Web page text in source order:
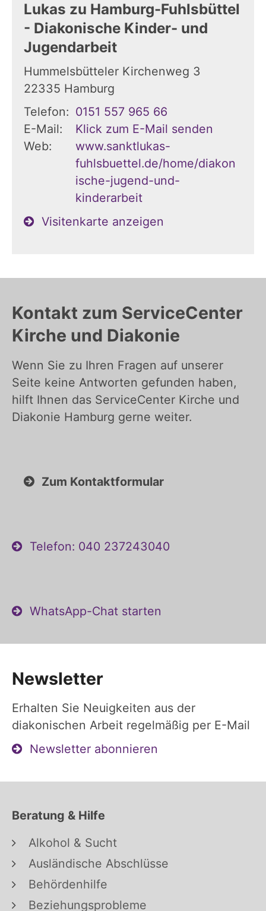
Lukas zu Hamburg-Fuhlsbüttel
- Diakonische Kinder- und
Jugendarbeit
Hummelsbütteler Kirchenweg 3
22335 Hamburg
Telefon: 0151 557 965 66
E-Mail:
Klick zum E-Mail senden
Web:
www.sanktlukas-
fuhlsbuettel.de/home/diakon
ische-jugend-und-
kinderarbeit
Visitenkarte anzeigen
Kontakt zum ServiceCenter
Kirche und Diakonie
Wenn Sie zu Ihren Fragen auf unserer
Seite keine Antworten gefunden haben,
hilft Ihnen das ServiceCenter Kirche und
Diakonie Hamburg gerne weiter.
Zum Kontaktformular
Telefon: 040 237243040
WhatsApp-Chat starten
Newsletter
Erhalten Sie Neuigkeiten aus der
diakonischen Arbeit regelmäßig per E-Mail
Newsletter abonnieren
Beratung & Hilfe
Alkohol & Sucht
Ausländische Abschlüsse
Behördenhilfe
Beziehungsprobleme